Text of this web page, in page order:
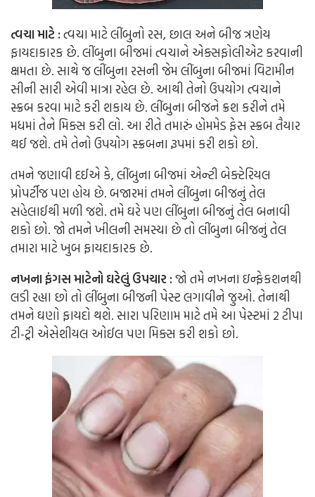
ત્વચા માટે :ત્વચા માટે લીંબુનો રસ, છાલ અને બીજ ત્રણેય
ફાયદાકારક છે. લીંબુના બીજમાં ત્વચાને એક્સફોલીએટ કરવાની
ક્ષમતા છે. સાથે જ લીંબુના રસની જેમ લીંબુના બીજમાં વિટામીન
સીની સારી એવી માત્રા રહેલ છે. આથી તેનો ઉપયોગ ત્વચાને
સ્ક્રબ કરવા માટે કરી શકાય છે. લીંબુના બીજને ક્રશ કરીને તમે
મધમાં તેને મિક્સ કરી લો. આ રીતે તમારું હોમમેડ ફેસ સ્ક્રબ તૈયાર
થઈ જશે. તમે તેનો ઉપયોગ સ્ક્રબના રૂપમાં કરી શકો છો.
તમને જણાવી દઈએ કે, લીંબુના બીજમાં એન્ટી બેક્ટેરિયલ
પ્રોપર્ટીજ પણ હોય છે. બજારમાં તમને લીંબુના બીજનું તેલ
સહેલાઈથી મળી જશે. તમે ઘરે પણ લીંબુના બીજનું તેલ બનાવી
શકો છો. જો તમને ખીલની સમસ્યા છે તો લીંબુના બીજનું તેલ
તમારા માટે ખુબ ફાયદાકારક છે.
નખના ફંગસ માટેનો ઘરેલું ઉપચાર :જો તમે નખના ઇન્ફેકશનથી
લડી રહ્યા છો તો લીંબુના બીજની પેસ્ટ લગાવીને જુઓ. તેનાથી
તમને ઘણો ફાયદો થશે. સારા પરિણામ માટે તમે આ પેસ્ટમાં 2 ટીપા
ટી-ટ્રી એસેશીયલ ઓઈલ પણ મિક્સ કરી શકો છો.